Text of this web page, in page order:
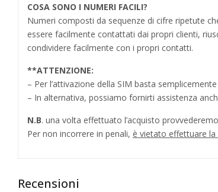
COSA SONO I NUMERI FACILI?
Numeri composti da sequenze di cifre ripetute
essere facilmente contattati dai propri clienti,
condividere facilmente con i propri contatti.
**ATTENZIONE:
– Per l’attivazione della SIM basta
– In alternativa, possiamo fornirti assistenza
N.B. una volta effettuato l’acquisto
Per non incorrere in penali, è vietato effettuare la
Recensioni